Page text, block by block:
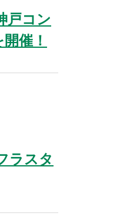
戸コン
催！
ラスタ